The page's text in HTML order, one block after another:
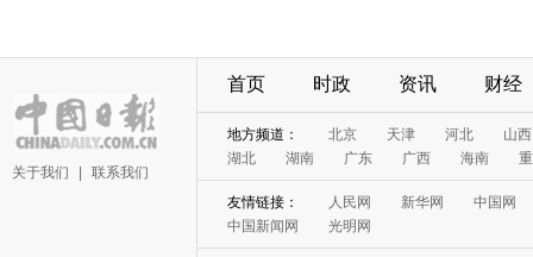
关于我们 联系我们
首页 时政 资讯 财经
地方频道： 北京 天津 河北
山西
湖北
湖南 广东 广西 海南
友情链接： 人民网 新华网
中国网
中国新闻网
光明网